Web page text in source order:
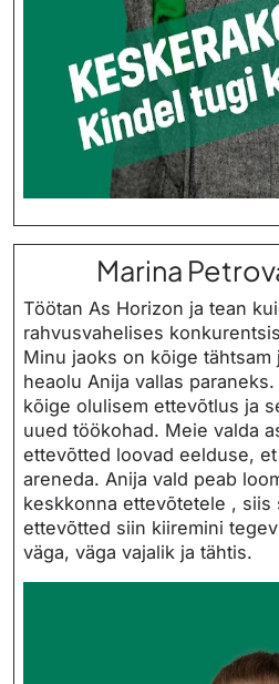
Marina
Töötan As Horizon ja tean
rahvusvahelises
Minu jaoks on kõige tähtsam
heaolu Anija vallas
kõige olulisem ettevõtlus ja
uued töökohad. Meie valda
ettevõtted loovad eelduse,
areneda. Anija vald peab
keskkonna ettevõtetele , siis
ettevõtted siin kiiremini
väga, väga vajalik ja tähtis.